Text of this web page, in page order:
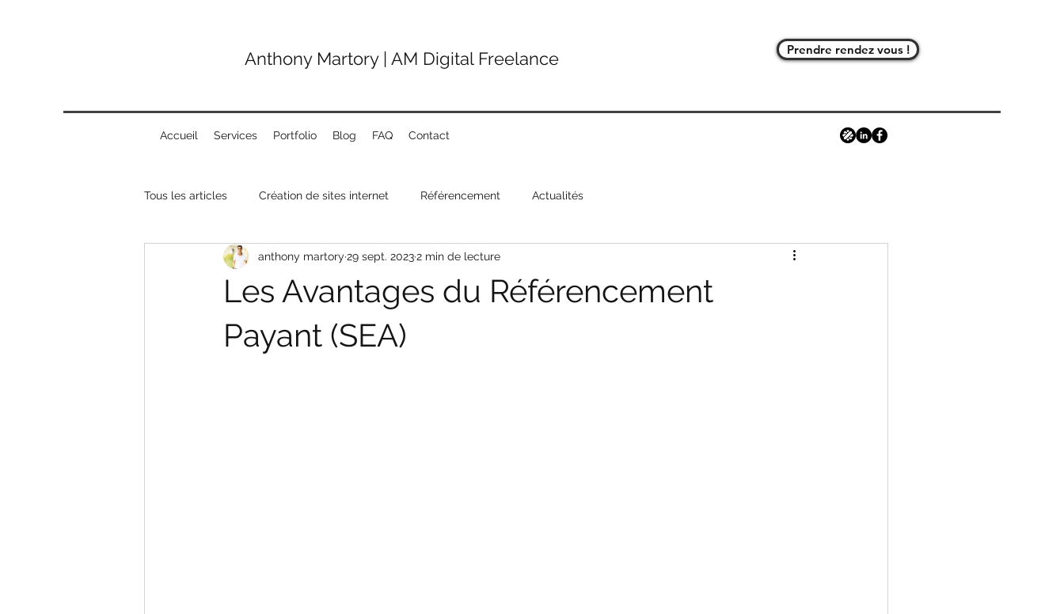
Anthony Martory | AM Digital Freelance Prendre rendez vous !
Accueil Services Portfolio Blog FAQ Contact
Tous les articles Création de sites internet Référencement Actualités
Les Avantages du Référencement
Payant (SEA)
anthony martory 29 sept. 20232 min de lecture